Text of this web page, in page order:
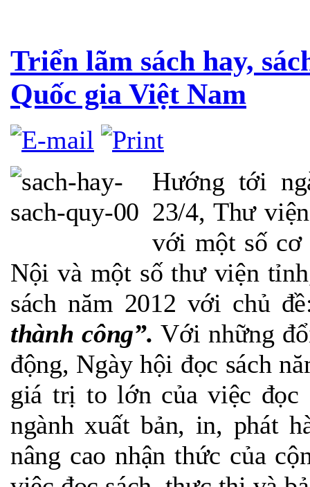
Triển lãm sách hay,
Quốc gia Việt Nam
Hướng tới
23/4, Thư
với một số cơ
Nội và một số thư viện
sách năm 2012 với chủ
thành công”. Với những
động, Ngày hội đọc sách
giá trị to lớn của việc đọc
ngành xuất bản, in, phát
nâng cao nhận thức của